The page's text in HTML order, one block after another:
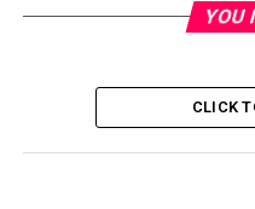
YOU
CLICK